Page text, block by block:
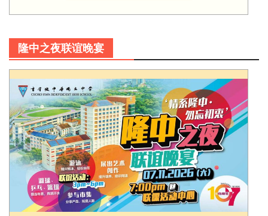
隆中之夜联谊晚宴